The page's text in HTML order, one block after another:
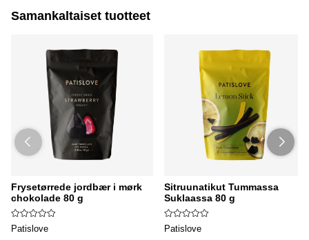
Samankaltaiset tuotteet
Frysetørrede jordbær i mørk
chokolade 80 g
Patislove
Sitruunatikut Tummassa
Suklaassa 80 g
Patislove